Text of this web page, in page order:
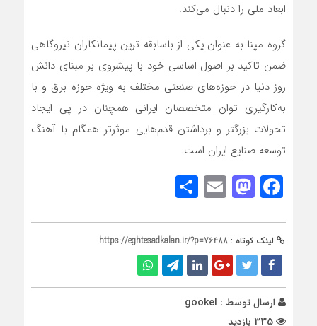
ابعاد ملی را دنبال می‌کند.
گروه مپنا به عنوان یکی از باسابقه ترین پیمانکاران نیروگاهی
ضمن تاکید بر اصول اساسی خود با پیشروی بر مبنای دانش
روز دنیا در حوزه‌های صنعتی مختلف به ویژه حوزه برق و با
به‌کارگیری توان متخصصان ایرانی همچنان در پی ایجاد
تحولات بزرگتر و برداشتن قدم‌هایی موثرتر همگام با آهنگ
توسعه صنایع ایران است.
Facebook
Mastodon
Email
لینک کوتاه : https://eghtesadkalan.ir/?p=76488
ارسال توسط : gookel